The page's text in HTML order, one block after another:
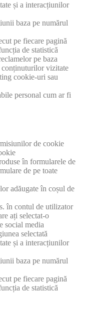
și a interacțiunilor
baza pe numărul
pe fiecare pagină
de statistică
pe baza
conținuturilor vizitate
cookie-uri sau
personal cum ar fi
de cookie
în formularele de
de pe toate
adăugate în coșul de
în contul de utilizator
ați selectat-o
social media
selectată
și a interacțiunilor
baza pe numărul
pe fiecare pagină
de statistică